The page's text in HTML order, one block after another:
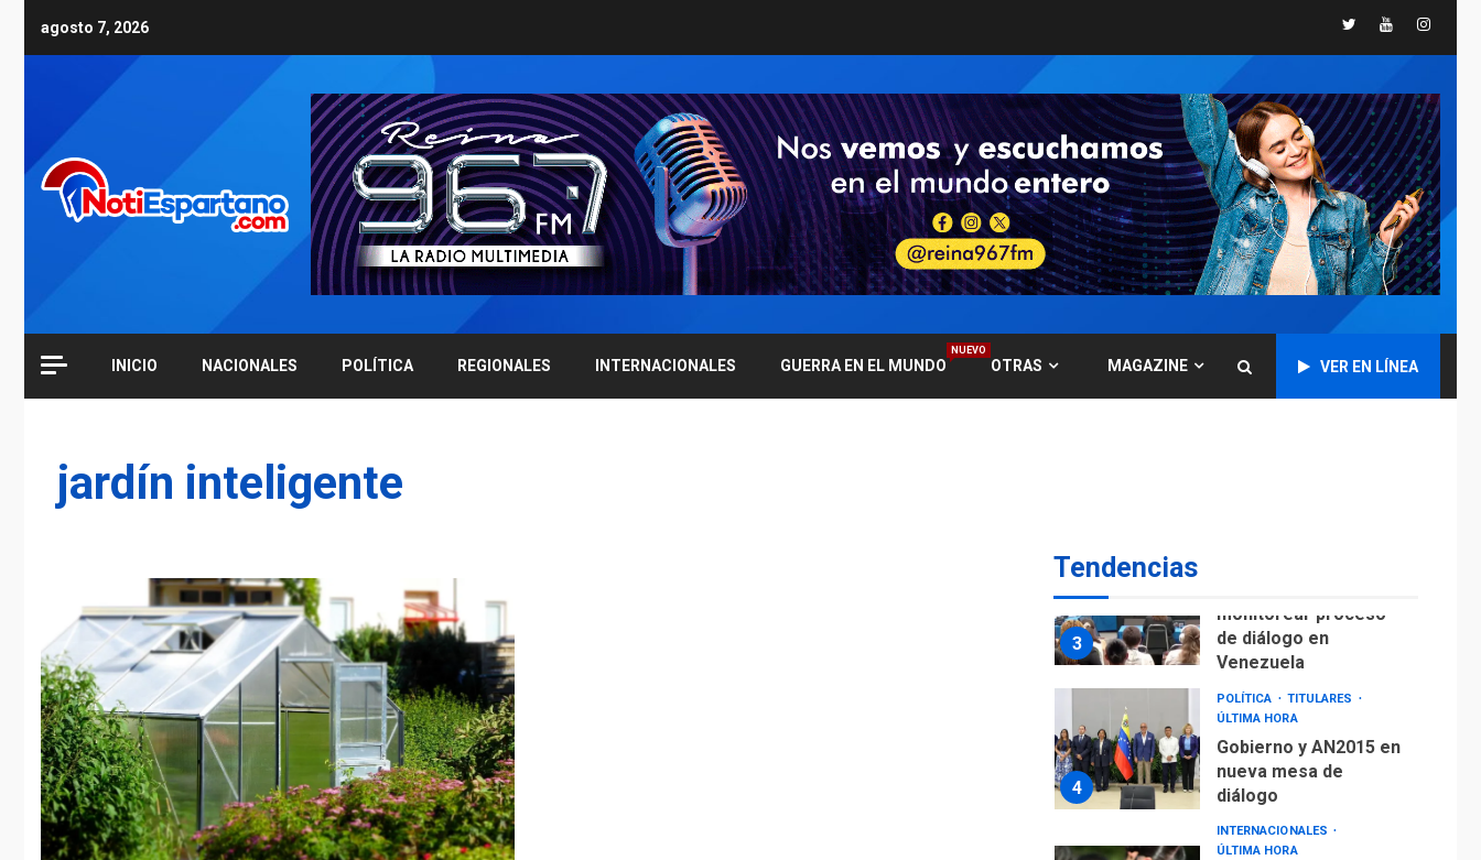
agosto 7, 2026 TwitterYoutube
INICIO NACIONALES POLÍTICA REGIONALES INTERNACIONALES GUERRA EN EL MUNDO
NUEVO
OTRAS MAGAZINE VER EN LÍNEA
jardín inteligente
Tendencias
7
GUERRA EN EL MUNDO
Ucrania y Rusia
intensifican
ofensivas de largo
alcance
NACIONALES
TITULARES
ÚLTIMA HORA
Instalan carpas
metálicas como
terminales
Aeropuerto de
3
monitorear proceso
de diálogo en
Venezuela
4
POLÍTICA
TITULARES
ÚLTIMA HORA
Gobierno y AN2015 en
nueva mesa de
diálogo
INTERNACIONALES
ÚLTIMA HORA